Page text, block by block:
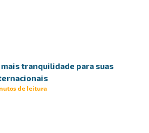
mais tranquilidade para suas
de leitura